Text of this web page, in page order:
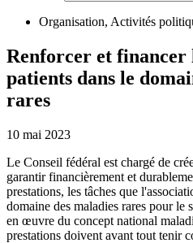
Organisation, Activités
Renforcer et financer
patients dans le
rares
10 mai 2023
Le Conseil fédéral est chargé de
garantir financièrement et
prestations, les tâches que
domaine des maladies rares pour le
en œuvre du concept national
prestations doivent avant tout tenir